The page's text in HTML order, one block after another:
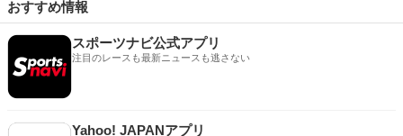
おすすめ情報
スポーツナビ公式アプリ
注目のレースも最新ニュースも逃さない
Yahoo! JAPANアプリ